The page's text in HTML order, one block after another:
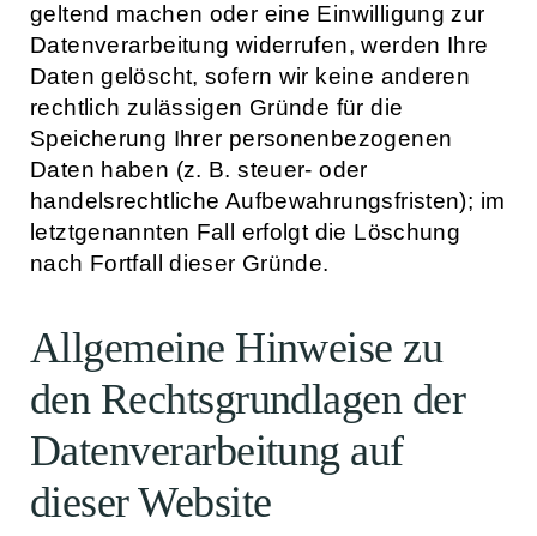
geltend machen oder eine Einwilligung zur
Datenverarbeitung widerrufen, werden Ihre
Daten gelöscht, sofern wir keine anderen
rechtlich zulässigen Gründe für die
Speicherung Ihrer personenbezogenen
Daten haben (z. B. steuer- oder
handelsrechtliche Aufbewahrungsfristen); im
letztgenannten Fall erfolgt die Löschung
nach Fortfall dieser Gründe.
Allgemeine Hinweise zu
den Rechtsgrundlagen der
Datenverarbeitung auf
dieser Website